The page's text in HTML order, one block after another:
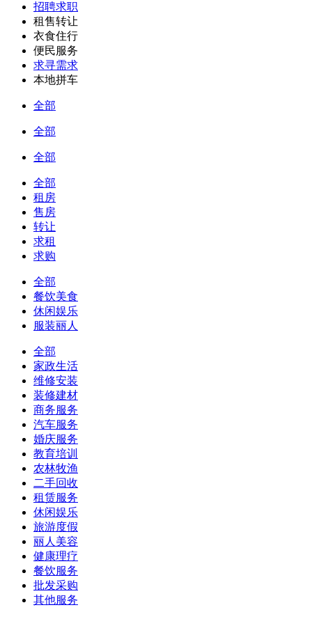
招聘求职
租售转让
衣食住行
便民服务
求寻需求
本地拼车
全部
全部
全部
全部
租房
售房
转让
求租
求购
全部
餐饮美食
休闲娱乐
服装丽人
全部
家政生活
维修安装
装修建材
商务服务
汽车服务
婚庆服务
教育培训
农林牧渔
二手回收
租赁服务
休闲娱乐
旅游度假
丽人美容
健康理疗
餐饮服务
批发采购
其他服务